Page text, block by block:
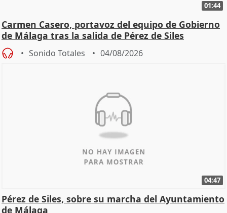
01:44
Carmen Casero, portavoz del equipo de Gobierno
de Málaga tras la salida de Pérez de Siles
Sonido Totales 04/08/2026
04:47
Pérez de Siles, sobre su marcha del Ayuntamiento
de Málaga